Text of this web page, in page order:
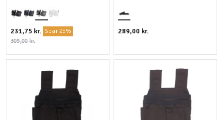
231,75 kr. Spar 25%
309,00 kr.
289,00 kr.